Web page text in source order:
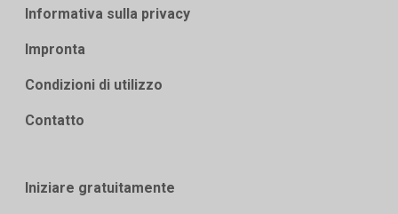
Informativa sulla privacy
Impronta
Condizioni di utilizzo
Contatto
Iniziare gratuitamente